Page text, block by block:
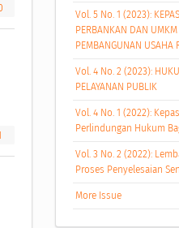
Vol. 5 No. 1 (2023):
PERBANKAN DAN
PEMBANGUNAN USAHA
Vol. 4 No. 2 (2023):
PELAYANAN PUBLIK
Vol. 4 No. 1 (2022):
Perlindungan Hukum
Vol. 3 No. 2 (2022):
Proses Penyelesaian
More Issue